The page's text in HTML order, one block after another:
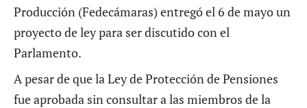
Producción (Fedecámaras) entregó el 6 de mayo un
proyecto de leypara ser discutido con el
Parlamento.
A pesar de que la Ley de Protección de Pensiones
fue aprobada sin consultar a las miembros de la